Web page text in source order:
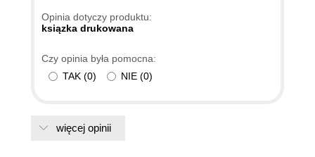
Opinia dotyczy produktu:
ksiązka drukowana
Czy opinia była pomocna:
TAK (0) NIE (0)
więcej opinii